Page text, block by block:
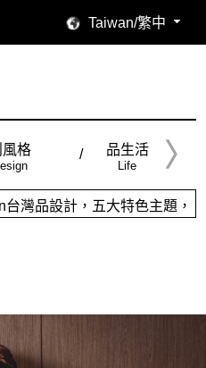
Taiwan/繁中
風格 品生活
Life
主題，簡潔視覺配色，帶給你